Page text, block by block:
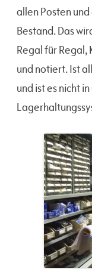
allen Posten
Bestand. Das
Regal für
und notiert. Ist
und ist es nicht